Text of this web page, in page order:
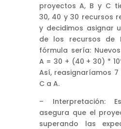
proyectos A, B y C
30, 40 y 30 recursos
y decidimos asignar
de los recursos de
fórmula sería:
A = 30 + (40 + 30) *
Así, reasignaríamos
C a A.
– Interpretación:
asegura que el
superando las